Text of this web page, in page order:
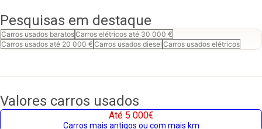
Pesquisas em destaque
Carros usados baratosCarros elétricos até 30 000 €
Carros usados até 20 000 € Carros usados diesel Carros usados elétricos
Valores carros usados
Até 5 000€
Carros mais antigos ou com mais km